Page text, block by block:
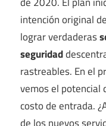
intención original
lograr verdaderas
seguridad
rastreables. En el
vemos el potencial
costo de entrada.